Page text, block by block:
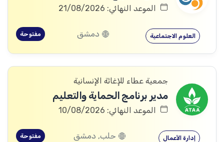
الموعد النهائي: 21/08/2026
العلوم الاجتماعية دمشق مفتوحة
جمعية عطاء للإغاثة الإنسانية
مدير برنامج الحماية والتعليم
الموعد النهائي: 10/08/2026
إدارة الأعمال حلب, دمشق مفتوحة